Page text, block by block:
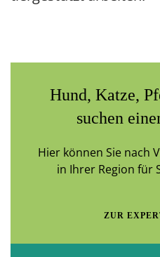
Hund, Katze,
suchen
Hier können Sie nach
in Ihrer Region für
ZUR